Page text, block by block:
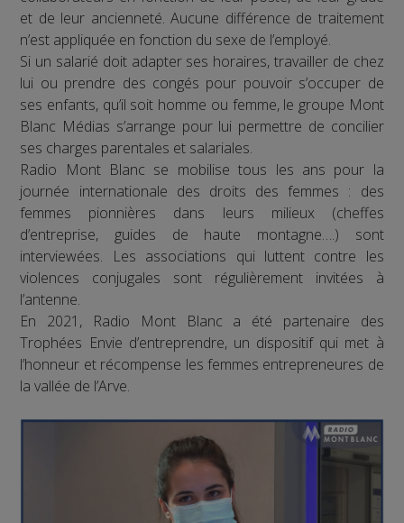
et de leur ancienneté. Aucune différence de traitement
n’est appliquée en fonction du sexe de l’employé.
Si un salarié doit adapter ses horaires, travailler de chez
lui ou prendre des congés pour pouvoir s’occuper de
ses enfants, qu’il soit homme ou femme, le groupe Mont
Blanc Médias s’arrange pour lui permettre de concilier
ses charges parentales et salariales.
Radio Mont Blanc se mobilise tous les ans pour la
journée internationale des droits des femmes : des
femmes pionnières dans leurs milieux (cheffes
d’entreprise, guides de haute montagne….) sont
interviewées. Les associations qui luttent contre les
violences conjugales sont régulièrement invitées à
l’antenne.
En 2021, Radio Mont Blanc a été partenaire des
Trophées Envie d’entreprendre, un dispositif qui met à
l’honneur et récompense les femmes entrepreneures de
la vallée de l’Arve.